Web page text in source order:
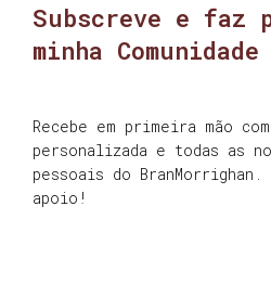
Subscreve e faz
minha Comunidade
Recebe em primeira mão
personalizada e todas as
pessoais do
apoio!